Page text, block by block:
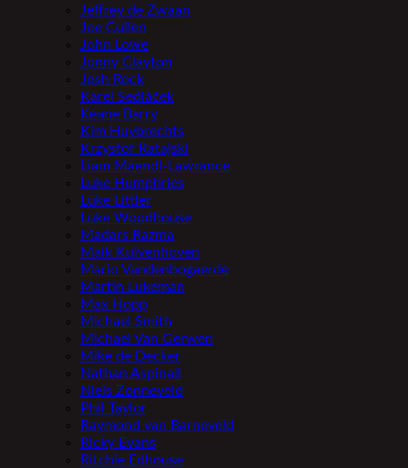
Jeffrey de Zwaan
Joe Cullen
John Lowe
Jonny Clayton
Josh Rock
Karel Sedláček
Keane Barry
Kim Huybrechts
Krzystof Ratajski
Liam Maendl-Lawrance
Luke Humphries
Luke Littler
Luke Woodhouse
Madars Razma
Maik Kuivenhoven
Mario Vandenbogaerde
Martin Lukeman
Max Hopp
Michael Smith
Michael Van Gerwen
Mike de Decker
Nathan Aspinall
Niels Zonneveld
Phil Taylor
Raymond van Barneveld
Ricky Evans
Ritchie Edhouse